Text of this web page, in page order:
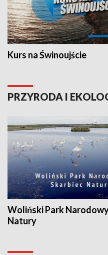
Kurs na Świnoujście
PRZYRODA I
Woliński Park
Natury